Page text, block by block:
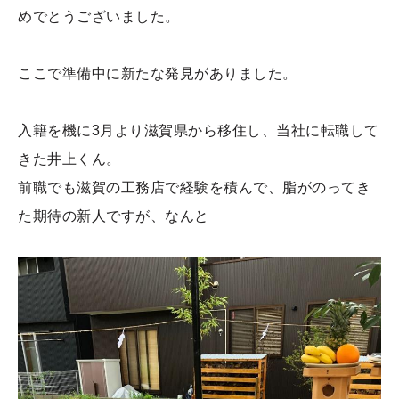
めでとうございました。
ここで準備中に新たな発見がありました。
入籍を機に3月より滋賀県から移住し、当社に転職して
きた井上くん。
前職でも滋賀の工務店で経験を積んで、脂がのってき
た期待の新人ですが、なんと